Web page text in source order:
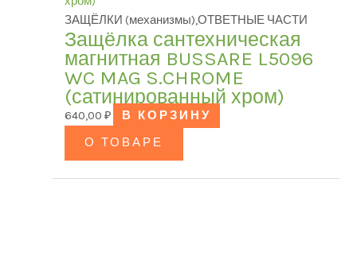
БРЕНД
Модель
ЦВЕТ
ЗАЩЁЛКИ (механизмы),ОТВЕТНЫЕ ЧАСТИ
Защёлка сантехническая
магнитная BUSSARE L5096
WC MAG S.CHROME
(сатинированный хром)
640,00 ₽
В КОРЗИНУ
О ТОВАРЕ